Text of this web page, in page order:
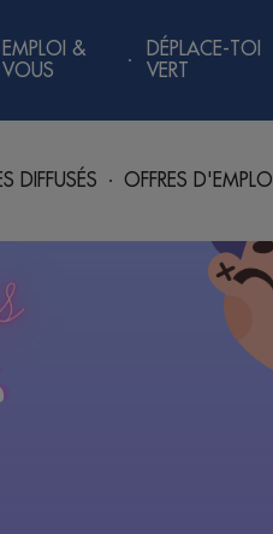
DIFFUSÉS OFFRES D'EMPLOI
EMPLOI &
VOUS
DÉPLACE-TOI
VERT